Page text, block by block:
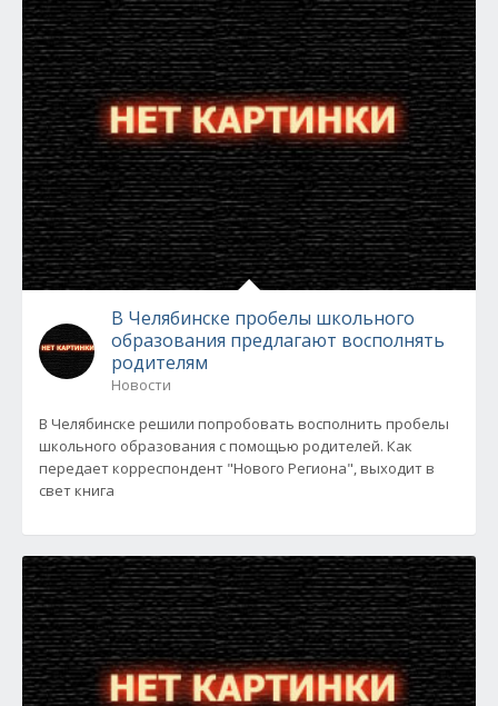
В Челябинске пробелы школьного
образования предлагают восполнять
родителям
Новости
В Челябинске решили попробовать восполнить пробелы
школьного образования с помощью родителей. Как
передает корреспондент "Нового Региона", выходит в
свет книга